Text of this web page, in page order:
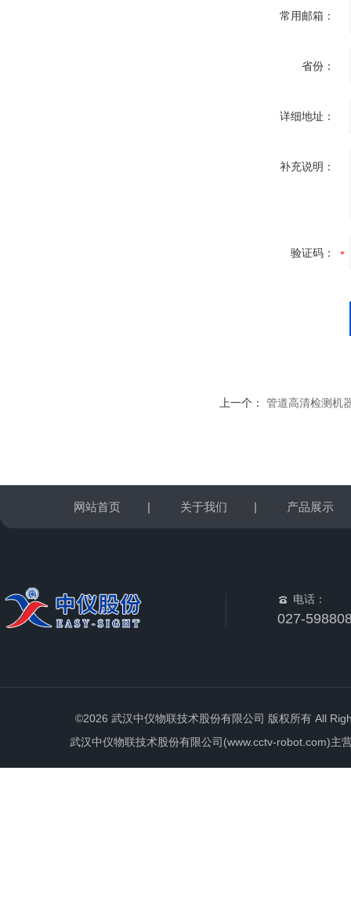
常用邮箱：
省份：
详细地址：
补充说明：
验证码：
上一个： 管道高清检测机
网站首页 | 关于我们 | 产品展示
电话：
027-
©2026 武汉中仪物联技术股份有限公司 版权所有 All
武汉中仪物联技术股份有限公司(www.cctv-robot.com)主